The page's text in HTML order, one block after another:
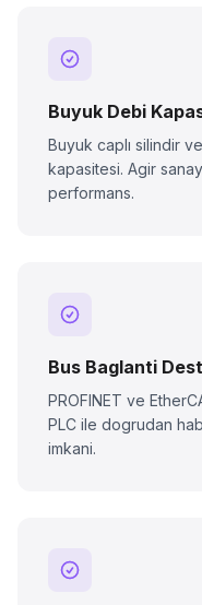
Buyuk Debi
Buyuk caplı silindir
kapasitesi. Agir
performans.
Bus Baglanti
PROFINET ve
PLC ile dogrudan
imkani.